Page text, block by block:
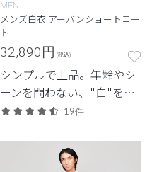
MEN
メンズ白衣:アーバンショートコー
ト
32,890円 (税込)
シンプルで上品。年齢やシ
ーンを問わない、"白"を追
求したクラシコの定番モデ
19件